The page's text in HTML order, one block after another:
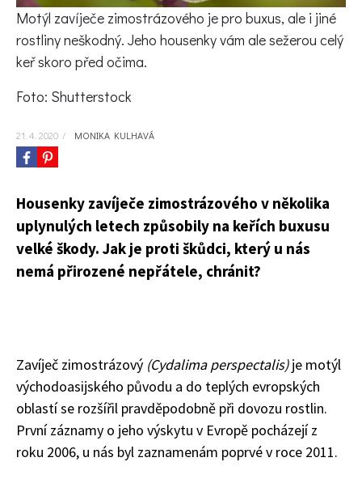
KVÍZY A TESTY
Motýl zavíječe zimostrázového je pro buxus, ale i jiné
rostliny neškodný. Jeho housenky vám ale sežerou celý
keř skoro před očima.
Foto: Shutterstock
21. 4. 2020 / MONIKA KULHAVÁ
Housenky zavíječe zimostrázového v několika
uplynulých letech způsobily na keřích buxusu
velké škody. Jak je proti škůdci, který u nás
nemá přirozené nepřátele, chránit?
Zavíječ zimostrázový (Cydalima perspectalis)je motýl
východoasijského původu a do teplých evropských
oblastí se rozšířil pravděpodobně při dovozu rostlin.
První záznamy o jeho výskytu v Evropě pocházejí z
roku 2006, u nás byl zaznamenám poprvé v roce 2011.